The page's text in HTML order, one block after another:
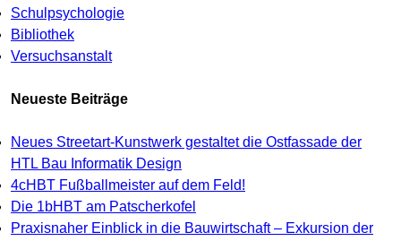
Schulpsychologie
Bibliothek
Versuchsanstalt
Neueste Beiträge
Neues Streetart-Kunstwerk gestaltet die Ostfassade der
HTL Bau Informatik Design
4cHBT Fußballmeister auf dem Feld!
Die 1bHBT am Patscherkofel
Praxisnaher Einblick in die Bauwirtschaft – Exkursion der